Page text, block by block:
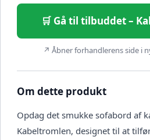
🛒 Gå til tilbuddet –
↗ Åbner forhandlerens side i
Om dette produkt
Opdag det smukke sofabord af
Kabeltromlen, designet til at